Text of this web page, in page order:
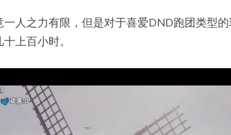
人之力有限，但是对于喜爱DND跑团类型的
上百小时。